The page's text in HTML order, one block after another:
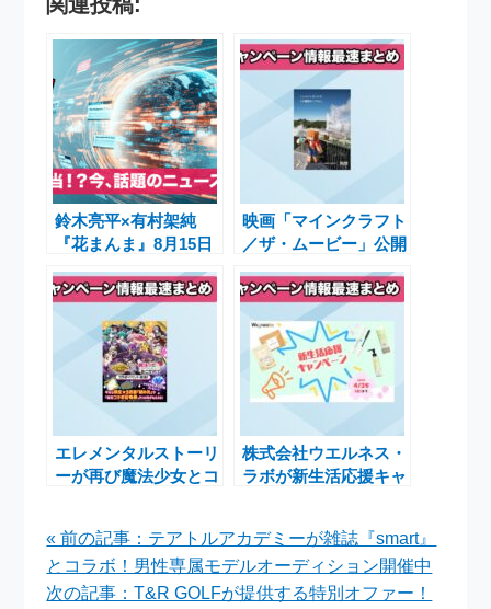
鈴木亮平×有村架純
『花まんま』8月15日
放題配信
映画「マインクラフト
／ザ・ムービー」公開
ドツアーで特製エコバ
ッグプレゼントキャン
ペーン
エレメンタルストーリ
ーが再び魔法少女とコ
れよう
株式会社ウエルネス・
ラボが新生活応援キャ
ける
« 前の記事：テアトルアカデミーが雑誌『smart』
とコラボ！男性専属モデルオーディション開催中
次の記事：T&R GOLFが提供する特別オファー！